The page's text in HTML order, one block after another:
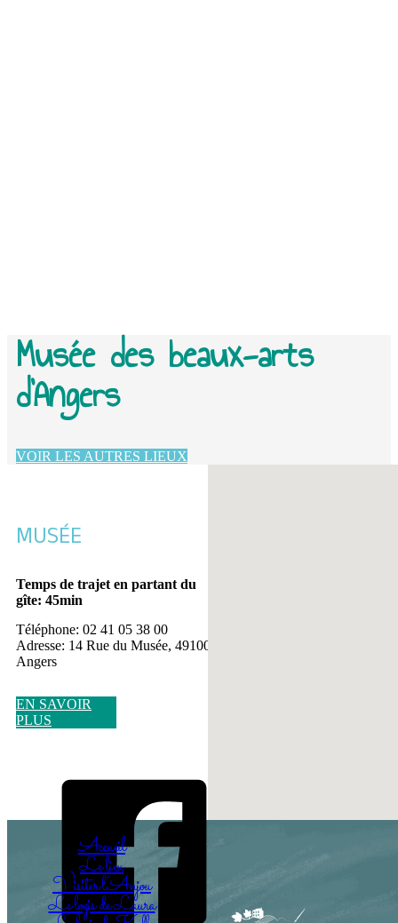
Musée des beaux-arts
d’Angers
VOIR LES AUTRES LIEUX
MUSÉE
Temps de trajet en partant du
gîte: 45min
Téléphone: 02 41 05 38 00
Adresse: 14 Rue du Musée, 49100
Angers
EN SAVOIR
PLUS
Accueil
Le lieu
Visiter l’Anjou
Le logis de Laura